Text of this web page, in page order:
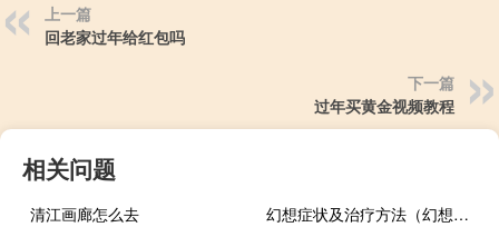
上一篇
回老家过年给红包吗
下一篇
过年买黄金视频教程
相关问题
清江画廊怎么去
幻想症状及治疗方法（幻想症的表现怎么治疗）